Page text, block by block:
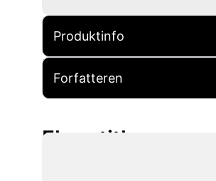
Produktinfo
Forfatteren
Flere titler